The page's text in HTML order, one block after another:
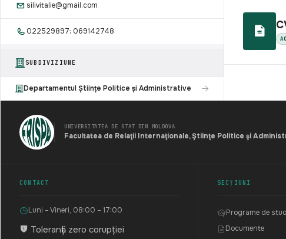
silivitalie@gmail.com
022529897; 069142748
SUBDIVIZIUNE
Departamentul Științe Politice și Administrative
UNIVERSITATEA DE STAT DIN MOLDOVA
Facultatea de Relaţii Internaţionale, Ştiinţe Politice şi
CONTACT
Luni – Vineri, 08:00 – 17:00
Toleranță zero corupției
SECȚIUNI
Programe de
Documente